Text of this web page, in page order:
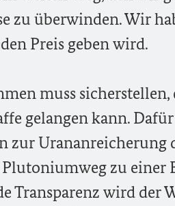
zu überwinden. Wir
Preis geben wird.
muss
gelangen kann.
zur Urananreicherung
zu einer
Transparenz wird der